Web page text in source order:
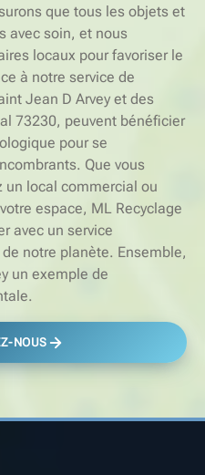
que tous les objets et
avec soin, et nous
locaux pour favoriser le
à notre service de
Jean D Arvey et des
73230, peuvent bénéficier
pour se
Que vous
un local commercial ou
espace, ML Recyclage
avec un service
notre planète. Ensemble,
un exemple de
NOUS